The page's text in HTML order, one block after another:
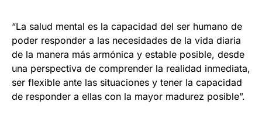
“La salud mental es la capacidad del ser humano de
poder responder a las necesidades de la vida diaria
de la manera más armónica y estable posible, desde
una perspectiva de comprender la realidad inmediata,
ser flexible ante las situaciones y tener la capacidad
de responder a ellas con la mayor madurez posible”.